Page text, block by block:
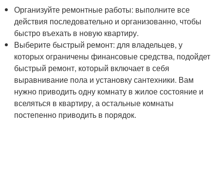
Организуйте ремонтные работы: выполните все
действия последовательно и организованно, чтобы
быстро въехать в новую квартиру.
Выберите быстрый ремонт: для владельцев, у
которых ограничены финансовые средства, подойдет
быстрый ремонт, который включает в себя
выравнивание пола и установку сантехники. Вам
нужно приводить одну комнату в жилое состояние и
вселяться в квартиру, а остальные комнаты
постепенно приводить в порядок.